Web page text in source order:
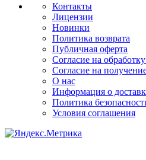
Контакты
Лицензии
Новинки
Политика возврата
Публичная оферта
Согласие на
Согласие на
О нас
Информация о
Политика
Условия соглашения